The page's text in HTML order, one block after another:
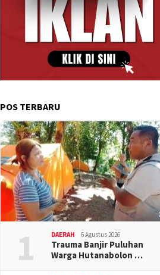
POS TERBARU
1 DAERAH 6 Agustus 2026
Trauma Banjir Puluhan
Warga Hutanabolon …